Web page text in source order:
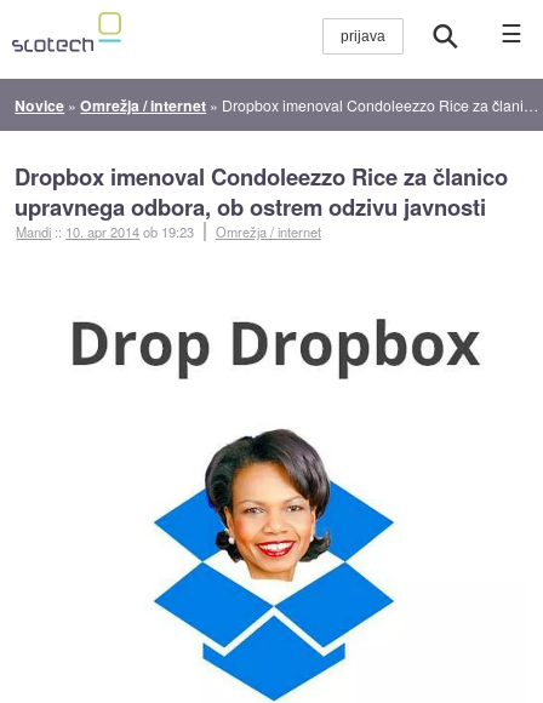
☰
Novice »Omrežja / internet » Dropbox imenoval Condoleezzo Rice za članico upravnega odbora, ob ostrem odzivu javnosti
Dropbox imenoval Condoleezzo Rice za članico
upravnega odbora, ob ostrem odzivu javnosti
Mandi :: 10. apr 2014ob 19:23 Omrežja / internet